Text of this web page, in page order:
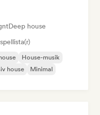
Deep house
House-musik
house
Minimal